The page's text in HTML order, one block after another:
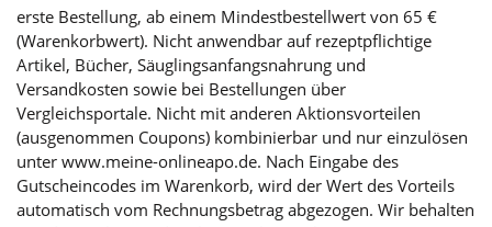
erste Bestellung, ab einem Mindestbestellwert von 65 €
(Warenkorbwert). Nicht anwendbar auf rezeptpflichtige
Artikel, Bücher, Säuglingsanfangsnahrung und
Versandkosten sowie bei Bestellungen über
Vergleichsportale. Nicht mit anderen Aktionsvorteilen
(ausgenommen Coupons) kombinierbar und nur einzulösen
unter www.meine-onlineapo.de. Nach Eingabe des
Gutscheincodes im Warenkorb, wird der Wert des Vorteils
automatisch vom Rechnungsbetrag abgezogen. Wir behalten